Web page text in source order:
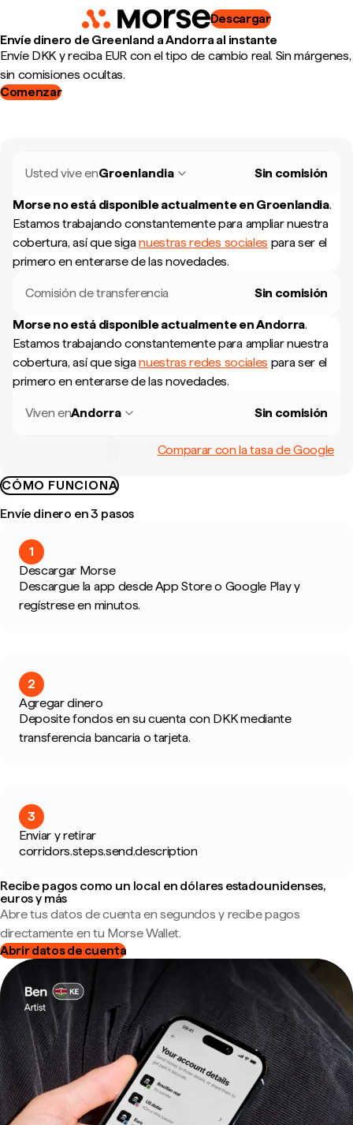
Descargar
Envíe dinero de Greenland a Andorra al instante
Envíe DKK y reciba EUR con el tipo de cambio real. Sin márgenes,
sin comisiones ocultas.
Comenzar
Usted vive enGroenlandia Sin comisión
Morse no está disponible actualmente en Groenlandia.
Estamos trabajando constantemente para ampliar nuestra
cobertura, así que siganuestras redes sociales para ser el
primero en enterarse de las novedades.
Comisión de transferencia Sin comisión
Morse no está disponible actualmente enAndorra.
Estamos trabajando constantemente para ampliar nuestra
cobertura, así que siganuestras redes sociales para ser el
primero en enterarse de las novedades.
Viven enAndorra Sin comisión
Comparar con la tasa de Google
CÓMO FUNCIONA
Envíe dinero en 3 pasos
1
Descargar Morse
Descargue la app desde App Store o Google Play y
regístrese en minutos.
2
Agregar dinero
Deposite fondos en su cuenta con DKK mediante
transferencia bancaria o tarjeta.
3
Enviar y retirar
corridors.steps.send.description
Recibe pagos como un local en dólares estadounidenses,
euros y más
Abre tus datos de cuenta en segundos y recibe pagos
directamente en tu Morse Wallet.
Abrir datos de cuenta